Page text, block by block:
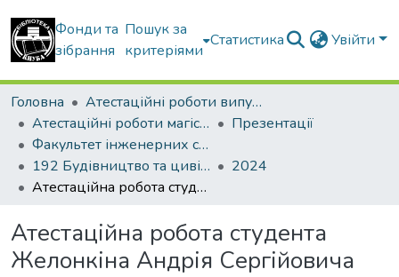
Фонди та
зібрання
Пошук за
критеріями
Статистика Увійти
Головна
Атестаційні роботи випускників
Атестаційні роботи магістрів
Презентації
Факультет інженерних систем та екології
192 Будівництво та цивільна інженерія. Теплогазопостачання і вентиляція
2024
Атестаційна робота студента Желонкіна Андрія Сергійовича
Атестаційна робота студента
Желонкіна Андрія Сергійовича